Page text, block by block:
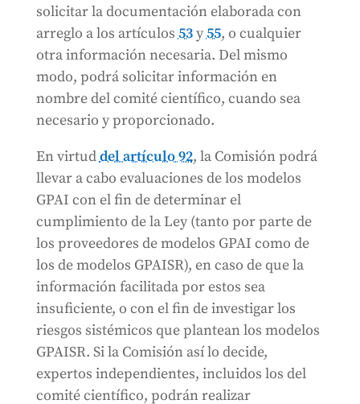
solicitar la documentación elaborada con
arreglo a los artículos53y55, o cualquier
otra información necesaria. Del mismo
modo, podrá solicitar información en
nombre del comité científico, cuando sea
necesario y proporcionado.
En virtuddel artículo 92, la Comisión podrá
llevar a cabo evaluaciones de los modelos
GPAI con el fin de determinar el
cumplimiento de la Ley (tanto por parte de
los proveedores de modelos GPAI como de
los de modelos GPAISR), en caso de que la
información facilitada por estos sea
insuficiente, o con el fin de investigar los
riesgos sistémicos que plantean los modelos
GPAISR. Si la Comisión así lo decide,
expertos independientes, incluidos los del
comité científico, podrán realizar